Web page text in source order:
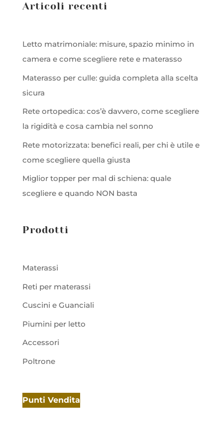
Articoli recenti
Letto matrimoniale: misure, spazio minimo in
camera e come scegliere rete e materasso
Materasso per culle: guida completa alla scelta
sicura
Rete ortopedica: cos’è davvero, come scegliere
la rigidità e cosa cambia nel sonno
Rete motorizzata: benefici reali, per chi è utile e
come scegliere quella giusta
Miglior topper per mal di schiena: quale
scegliere e quando NON basta
Prodotti
Materassi
Reti per materassi
Cuscini e Guanciali
Piumini per letto
Accessori
Poltrone
Punti Vendita